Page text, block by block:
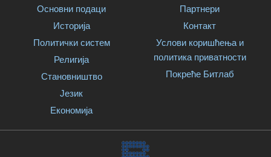
Основни подаци
Историја
Политички систем
Религија
Становништво
Језик
Економија
Партнери
Контакт
Услови коришћења и
политика приватности
Покреће Битлаб